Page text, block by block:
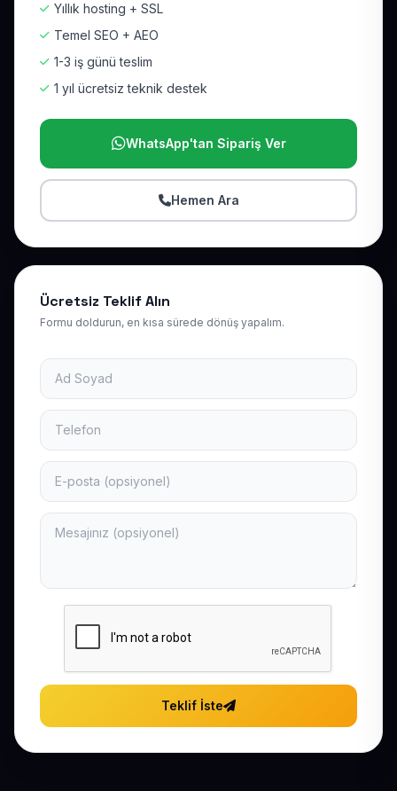
Yıllık hosting + SSL
Temel SEO + AEO
1-3 iş günü teslim
1 yıl ücretsiz teknik destek
WhatsApp'tan Sipariş Ver
Hemen Ara
Ücretsiz Teklif Alın
Formu doldurun, en kısa sürede dönüş yapalım.
Teklif İste